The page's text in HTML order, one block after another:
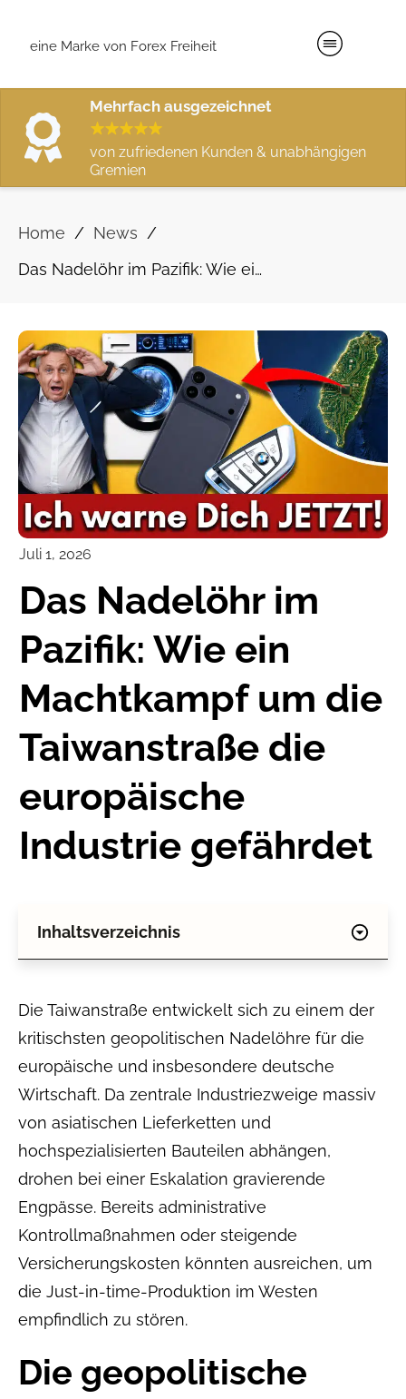
eine Marke von Forex Freiheit
Mehrfach ausgezeichnet
von zufriedenen Kunden & unabhängigen
Gremien
Home / News /
Das Nadelöhr im Pazifik: Wie ein Machtkampf um die Taiwanstraße die europäische Industrie gefährdet
Juli 1, 2026
Das Nadelöhr im
Pazifik: Wie ein
Machtkampf um die
Taiwanstraße die
europäische
Industrie gefährdet
Inhaltsverzeichnis
Die Taiwanstraße entwickelt sich zu einem der
kritischsten geopolitischen Nadelöhre für die
europäische und insbesondere deutsche
Wirtschaft. Da zentrale Industriezweige massiv
von asiatischen Lieferketten und
hochspezialisierten Bauteilen abhängen,
drohen bei einer Eskalation gravierende
Engpässe. Bereits administrative
Kontrollmaßnahmen oder steigende
Versicherungskosten könnten ausreichen, um
die Just-in-time-Produktion im Westen
empfindlich zu stören.
Die geopolitische